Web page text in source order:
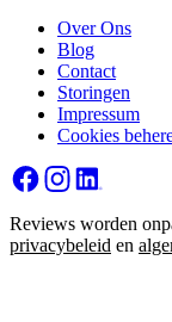
Over Ons
Blog
Contact
Storingen
Impressum
Cookies
Reviews worden
privacybeleid en